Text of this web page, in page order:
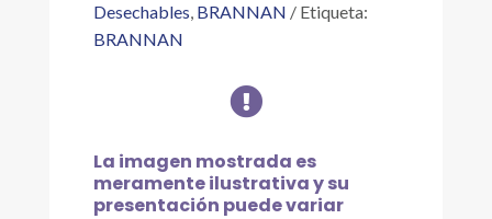
INTEMPERIE
–
Desechables, BRANNAN
Etiqueta:
BRANNAN

La imagen mostrada es
meramente ilustrativa y su
presentación puede variar